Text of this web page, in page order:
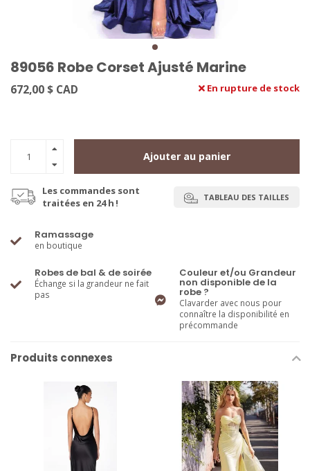
89056 Robe Corset Ajusté Marine
672,00 $ CAD En rupture de stock
Ajouter au panier
Les commandes sont
traitées en 24 h !
TABLEAU DES TAILLES
Ramassage
en boutique
Robes de bal & de soirée
Échange si la grandeur ne fait
pas
Couleur et/ou Grandeur
non disponible de la
robe ?
Clavarder avec nous pour
connaître la disponibilité en
précommande
Produits connexes